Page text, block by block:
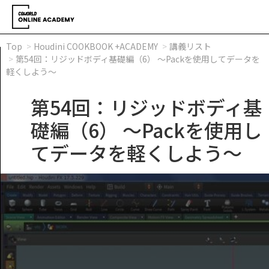
Top Houdini COOKBOOK +ACADEMY
講義リスト
第54回：リジッドボディ基礎編（6） ～Packを使用してデータを
軽くしよう～
第54回：リジッドボディ基
礎編（6） ～Packを使用し
てデータを軽くしよう～